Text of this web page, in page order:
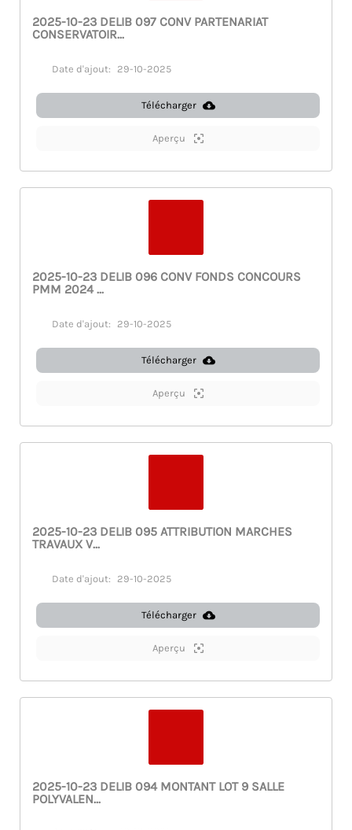
2025-10-23 DELIB 097 CONV PARTENARIAT
CONSERVATOIR...
Date d'ajout: 29-10-2025
Télécharger
Aperçu
2025-10-23 DELIB 096 CONV FONDS CONCOURS
PMM 2024 ...
Date d'ajout: 29-10-2025
Télécharger
Aperçu
2025-10-23 DELIB 095 ATTRIBUTION MARCHES
TRAVAUX V...
Date d'ajout: 29-10-2025
Télécharger
Aperçu
2025-10-23 DELIB 094 MONTANT LOT 9 SALLE
POLYVALEN...